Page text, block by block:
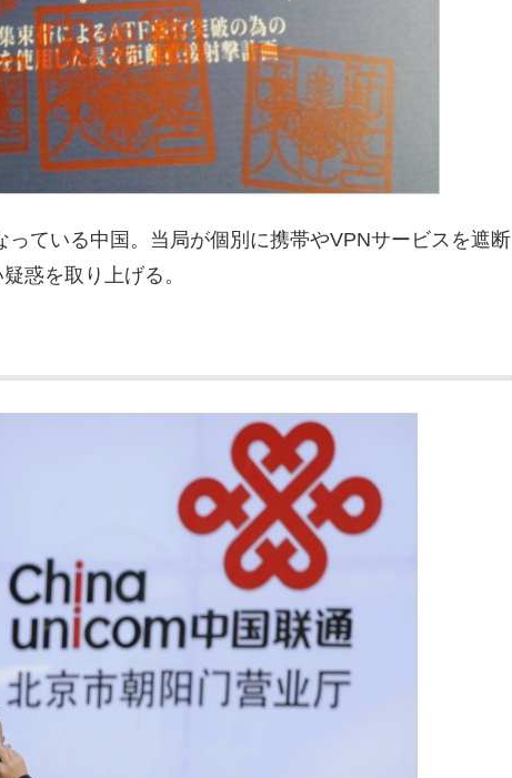
ている中国。当局が個別に携帯やVPNサービスを遮断
惑を取り上げる。